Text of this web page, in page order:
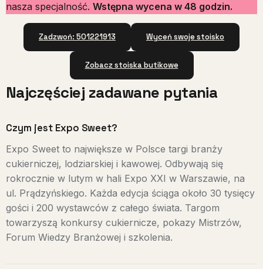
nasza specjalność. Wstępna wycena w 48 godzin.
Zadzwoń: 501221913 Wyceń swoje stoisko
Zobacz stoiska butikowe
Najczęściej zadawane pytania
Czym jest Expo Sweet?
Expo Sweet to największe w Polsce targi branży
cukierniczej, lodziarskiej i kawowej. Odbywają się
rokrocznie w lutym w hali Expo XXI w Warszawie, na
ul. Prądzyńskiego. Każda edycja ściąga około 30 tysięcy
gości i 200 wystawców z całego świata. Targom
towarzyszą konkursy cukiernicze, pokazy Mistrzów,
Forum Wiedzy Branżowej i szkolenia.